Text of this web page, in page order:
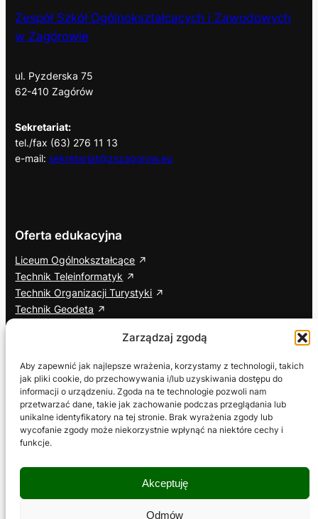
Zarządzaj zgodą
Aby zapewnić jak najlepsze wrażenia, korzystamy z technologii, takich
jak pliki cookie, do przechowywania i/lub uzyskiwania dostępu do
informacji o urządzeniu. Zgoda na te technologie pozwoli nam
przetwarzać dane, takie jak zachowanie podczas przeglądania lub
unikalne identyfikatory na tej stronie. Brak wyrażenia zgody lub
wycofanie zgody może niekorzystnie wpłynąć na niektóre cechy i
funkcje.
Akceptuję
Odmów
Zespół Szkół Ogólnokształcących i Zawodowych
w Zagórowie
ul. Pyzderska 75
62-410 Zagórów
Sekretariat:
tel./fax (63) 276 11 13
e-mail: sekretariat@zszagorow.eu
Oferta edukacyjna
Liceum Ogólnokształcące
Technik Teleinformatyk
Technik Organizacji Turystyki
Technik Geodeta
Cisco Networking Academy
Informacje dodatkowe
ETR – Tekst łatwy do czytania
Deklaracja dostępności
Wniosek o zapewnienie dostępności
Polityka prywatności
Regulamin serwisu
Social media
Facebook
YouTube